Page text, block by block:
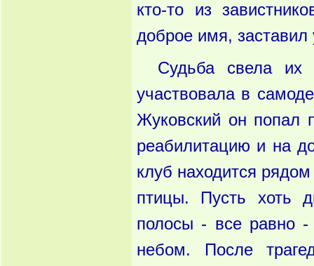
кто-то из
доброе имя,
Судьба свела их
участвовала в
Жуковский он попал
реабилитацию и на
клуб находится
птицы. Пусть хоть
полосы - все равно
небом. После